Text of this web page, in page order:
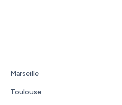
Marseille
Toulouse